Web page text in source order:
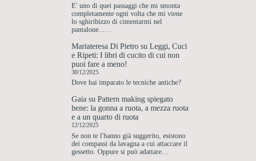
E' uno di quei passaggi che mi smonta
completamente ogni volta che mi viene
lo sghiribizzo di cimentarmi nel
pantalone...…
Mariateresa Di Pietro suLeggi, Cuci
e Ripeti: I libri di cucito di cui non
puoi fare a meno!
30/12/2025
Dove hai imparato le tecniche antiche?
Gaia suPattern making spiegato
bene: la gonna a ruota, a mezza ruota
e a un quarto di ruota
12/12/2025
Se non te l'hanno già suggerito, esistono
dei compassi da lavagna a cui attaccare il
gessetto. Oppure si può adattare…